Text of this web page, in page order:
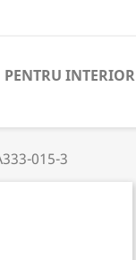
PENTRU INTERIOR
015-3